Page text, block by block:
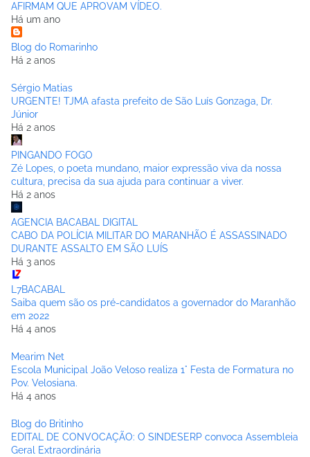
AFIRMAM QUE APROVAM VÍDEO.
Há um ano
Blog do Romarinho
Há 2 anos
Sérgio Matias
URGENTE! TJMA afasta prefeito de São Luís Gonzaga, Dr.
Júnior
Há 2 anos
PINGANDO FOGO
Zé Lopes, o poeta mundano, maior expressão viva da nossa
cultura, precisa da sua ajuda para continuar a viver.
Há 2 anos
AGENCIA BACABAL DIGITAL
CABO DA POLÍCIA MILITAR DO MARANHÃO É ASSASSINADO
DURANTE ASSALTO EM SÃO LUÍS
Há 3 anos
L7BACABAL
Saiba quem são os pré-candidatos a governador do Maranhão
em 2022
Há 4 anos
Mearim Net
Escola Municipal João Veloso realiza 1° Festa de Formatura no
Pov. Velosiana.
Há 4 anos
Blog do Britinho
EDITAL DE CONVOCAÇÃO: O SINDESERP convoca Assembleia
Geral Extraordinária